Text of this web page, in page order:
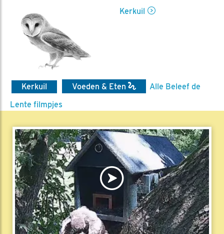
Kerkuil
Kerkuil Voeden & Eten
Alle Beleef de
Lente filmpjes